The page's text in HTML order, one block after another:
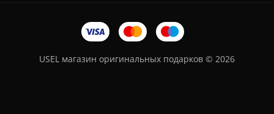
USEL магазин оригинальных подарков © 2026